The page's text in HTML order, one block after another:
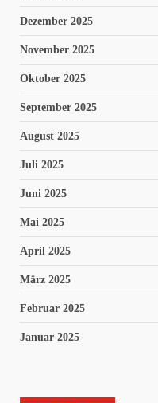
Dezember 2025
November 2025
Oktober 2025
September 2025
August 2025
Juli 2025
Juni 2025
Mai 2025
April 2025
März 2025
Februar 2025
Januar 2025